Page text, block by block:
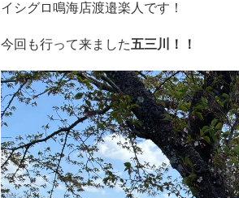
イシグロ鳴海店渡邉楽人です！
今回も行って来ました五三川！！